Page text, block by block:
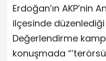
Erdoğan’ın AKP’nin
ilçesinde
Değerlendirme
konuşmada